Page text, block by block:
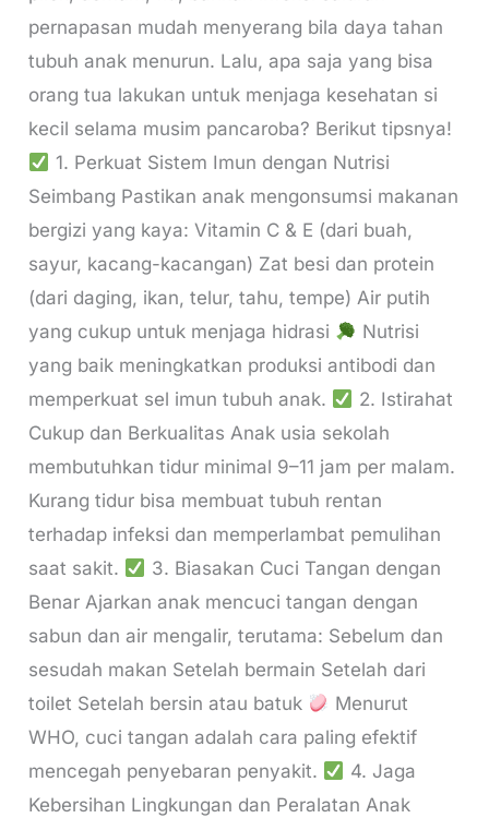
pernapasan mudah menyerang bila daya tahan
tubuh anak menurun. Lalu, apa saja yang bisa
orang tua lakukan untuk menjaga kesehatan si
kecil selama musim pancaroba? Berikut tipsnya!
1. Perkuat Sistem Imun dengan Nutrisi
Seimbang Pastikan anak mengonsumsi makanan
bergizi yang kaya: Vitamin C & E (dari buah,
sayur, kacang-kacangan) Zat besi dan protein
(dari daging, ikan, telur, tahu, tempe) Air putih
yang cukup untuk menjaga hidrasi
Nutrisi
yang baik meningkatkan produksi antibodi dan
memperkuat sel imun tubuh anak.
2. Istirahat
Cukup dan Berkualitas Anak usia sekolah
membutuhkan tidur minimal 9–11 jam per malam.
Kurang tidur bisa membuat tubuh rentan
terhadap infeksi dan memperlambat pemulihan
saat sakit.
3. Biasakan Cuci Tangan dengan
Benar Ajarkan anak mencuci tangan dengan
sabun dan air mengalir, terutama: Sebelum dan
sesudah makan Setelah bermain Setelah dari
toilet Setelah bersin atau batuk
Menurut
WHO, cuci tangan adalah cara paling efektif
mencegah penyebaran penyakit.
4. Jaga
Kebersihan Lingkungan dan Peralatan Anak